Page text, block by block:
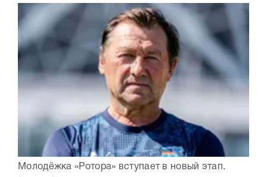
Молодёжка «Ротора» вступает в новый этап.